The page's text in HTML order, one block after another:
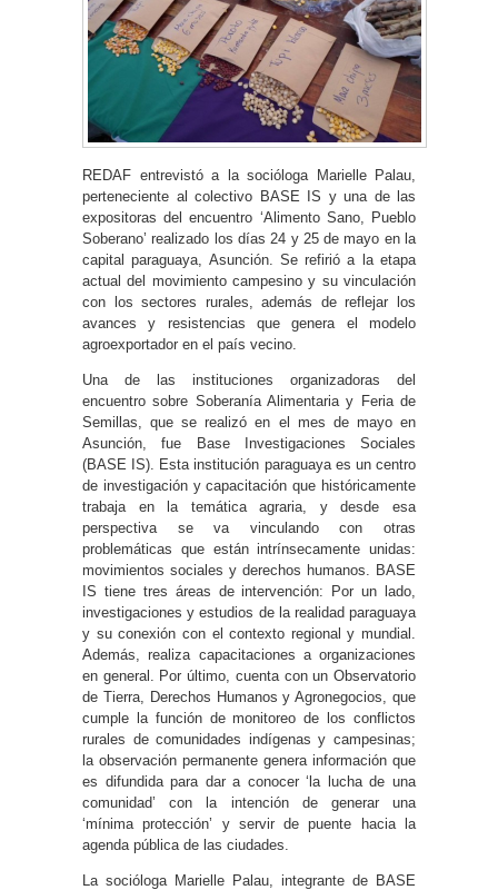
REDAF entrevistó a la socióloga Marielle Palau,
perteneciente al colectivo BASE IS y una de las
expositoras del encuentro ‘Alimento Sano, Pueblo
Soberano’ realizado los días 24 y 25 de mayo en la
capital paraguaya, Asunción. Se refirió a la etapa
actual del movimiento campesino y su vinculación
con los sectores rurales, además de reflejar los
avances y resistencias que genera el modelo
agroexportador en el país vecino.
Una de las instituciones organizadoras del
encuentro sobre Soberanía Alimentaria y Feria de
Semillas, que se realizó en el mes de mayo en
Asunción, fue Base Investigaciones Sociales
(BASE IS). Esta institución paraguaya es un centro
de investigación y capacitación que históricamente
trabaja en la temática agraria, y desde esa
perspectiva se va vinculando con otras
problemáticas que están intrínsecamente unidas:
movimientos sociales y derechos humanos. BASE
IS tiene tres áreas de intervención: Por un lado,
investigaciones y estudios de la realidad paraguaya
y su conexión con el contexto regional y mundial.
Además, realiza capacitaciones a organizaciones
en general. Por último, cuenta con un Observatorio
de Tierra, Derechos Humanos y Agronegocios, que
cumple la función de monitoreo de los conflictos
rurales de comunidades indígenas y campesinas;
la observación permanente genera información que
es difundida para dar a conocer ‘la lucha de una
comunidad’ con la intención de generar una
‘mínima protección’ y servir de puente hacia la
agenda pública de las ciudades.
La socióloga Marielle Palau, integrante de BASE